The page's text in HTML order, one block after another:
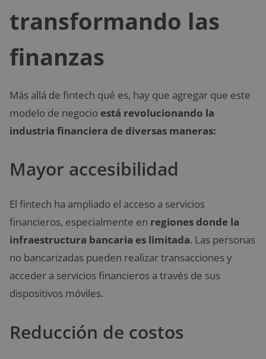
transformando las
finanzas
Más allá de fintech qué es, hay que agregar que este
modelo de negocio está revolucionando la
industria financiera de diversas maneras:
Mayor accesibilidad
El fintech ha ampliado el acceso a servicios
financieros, especialmente en regiones donde la
infraestructura bancaria es limitada. Las personas
no bancarizadas pueden realizar transacciones y
acceder a servicios financieros a través de sus
dispositivos móviles.
Reducción de costos